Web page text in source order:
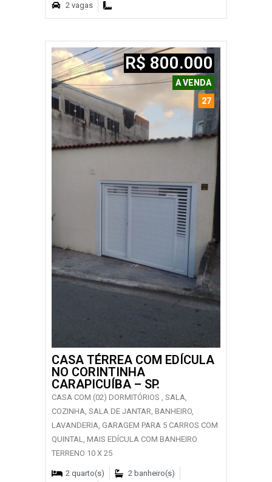
2 vagas
A VENDA
27
R$ 800.000
CASA TÉRREA COM EDÍCULA
NO CORINTINHA
CARAPICUÍBA – SP.
CASA COM (02) DORMITÓRIOS , SALA,
COZINHA, SALA DE JANTAR, BANHEIRO,
LAVANDERIA, GARAGEM PARA 5 CARROS COM
QUINTAL, MAIS EDÍCULA COM BANHEIRO
TERRENO 10 X 25
2 quarto(s)
2 banheiro(s)